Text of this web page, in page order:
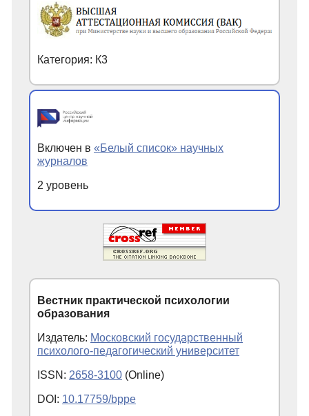
Категория: К3
Включен в «Белый список» научных
журналов
2 уровень
Вестник практической психологии
образования
Издатель: Московский государственный
психолого-педагогический университет
ISSN: 2658-3100 (Online)
DOI: 10.17759/bppe